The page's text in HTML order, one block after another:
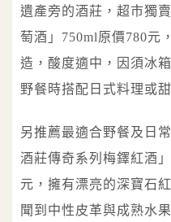
遺產旁的酒莊，超市獨
萄酒」750ml原價780元
造，酸度適中，因須冰
野餐時搭配日式料理或
另推薦最適合野餐及日
酒莊傳奇系列梅鐸紅酒
元，擁有漂亮的深寶石
聞到中性皮革與成熟水